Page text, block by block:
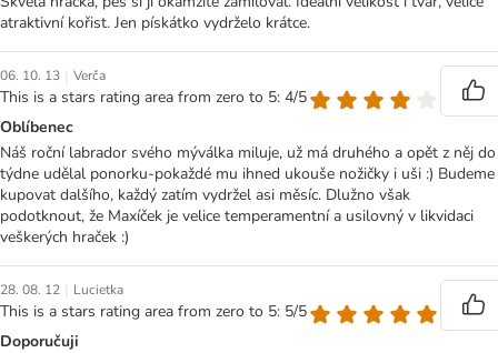
atraktivní kořist. Jen pískátko vydrželo krátce.
06. 10. 13 | Verča
This is a stars rating area from zero to 5: 4/5
Oblíbenec
Náš roční labrador svého mýválka miluje, už má druhého a opět z něj do
týdne udělal ponorku-pokaždé mu ihned ukouše nožičky i uši :) Budeme
kupovat dalšího, každý zatím vydržel asi měsíc. Dlužno však
podotknout, že Maxíček je velice temperamentní a usilovný v likvidaci
veškerých hraček :)
28. 08. 12 | Lucietka
This is a stars rating area from zero to 5: 5/5
Doporučuji